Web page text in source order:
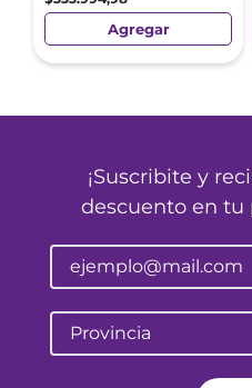
Agregar
¡Suscribite y
descuento en tu
Provincia